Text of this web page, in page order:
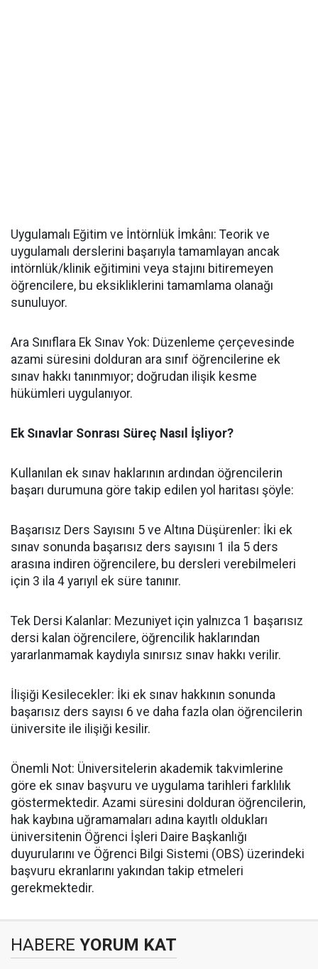
​Uygulamalı Eğitim ve İntörnlük İmkânı: Teorik ve
uygulamalı derslerini başarıyla tamamlayan ancak
intörnlük/klinik eğitimini veya stajını bitiremeyen
öğrencilere, bu eksikliklerini tamamlama olanağı
sunuluyor.
​Ara Sınıflara Ek Sınav Yok: Düzenleme çerçevesinde
azami süresini dolduran ara sınıf öğrencilerine ek
sınav hakkı tanınmıyor; doğrudan ilişik kesme
hükümleri uygulanıyor.
Ek Sınavlar Sonrası Süreç Nasıl İşliyor?
​Kullanılan ek sınav haklarının ardından öğrencilerin
başarı durumuna göre takip edilen yol haritası şöyle:
​Başarısız Ders Sayısını 5 ve Altına Düşürenler: İki ek
sınav sonunda başarısız ders sayısını 1 ila 5 ders
arasına indiren öğrencilere, bu dersleri verebilmeleri
için 3 ila 4 yarıyıl ek süre tanınır.
​Tek Dersi Kalanlar: Mezuniyet için yalnızca 1 başarısız
dersi kalan öğrencilere, öğrencilik haklarından
yararlanmamak kaydıyla sınırsız sınav hakkı verilir.
​İlişiği Kesilecekler: İki ek sınav hakkının sonunda
başarısız ders sayısı 6 ve daha fazla olan öğrencilerin
üniversite ile ilişiği kesilir.
​Önemli Not: Üniversitelerin akademik takvimlerine
göre ek sınav başvuru ve uygulama tarihleri farklılık
göstermektedir. Azami süresini dolduran öğrencilerin,
hak kaybına uğramamaları adına kayıtlı oldukları
üniversitenin Öğrenci İşleri Daire Başkanlığı
duyurularını ve Öğrenci Bilgi Sistemi (OBS) üzerindeki
başvuru ekranlarını yakından takip etmeleri
gerekmektedir.
HABERE YORUM KAT